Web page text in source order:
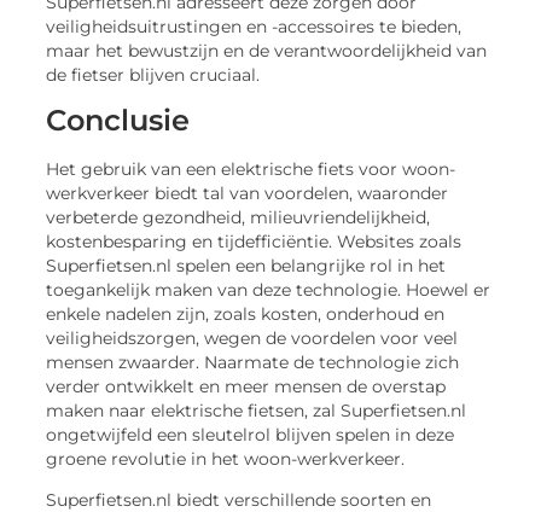
veiligheidsuitrustingen en -accessoires te bieden,
maar het bewustzijn en de verantwoordelijkheid van
de fietser blijven cruciaal.
Conclusie
Het gebruik van een elektrische fiets voor woon-
werkverkeer biedt tal van voordelen, waaronder
verbeterde gezondheid, milieuvriendelijkheid,
kostenbesparing en tijdefficiëntie. Websites zoals
Superfietsen.nl spelen een belangrijke rol in het
toegankelijk maken van deze technologie. Hoewel er
enkele nadelen zijn, zoals kosten, onderhoud en
veiligheidszorgen, wegen de voordelen voor veel
mensen zwaarder. Naarmate de technologie zich
verder ontwikkelt en meer mensen de overstap
maken naar elektrische fietsen, zal Superfietsen.nl
ongetwijfeld een sleutelrol blijven spelen in deze
groene revolutie in het woon-werkverkeer.
Superfietsen.nl biedt verschillende soorten en